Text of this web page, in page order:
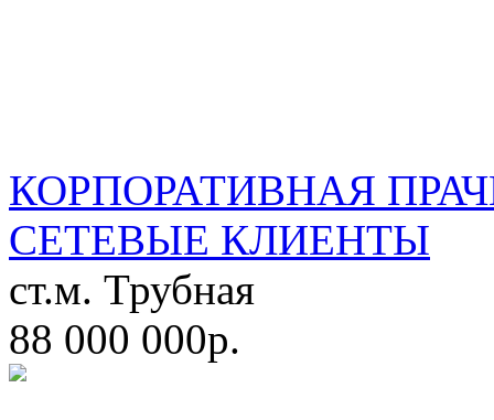
КОРПОРАТИВНАЯ
СЕТЕВЫЕ КЛИЕНТЫ
ст.м. Трубная
88 000 000р.